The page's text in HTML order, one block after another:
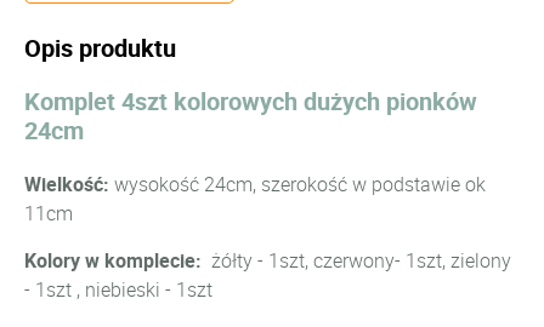
Opis produktu
Komplet 4szt kolorowych dużych pionków
24cm
Wielkość: wysokość 24cm, szerokość w podstawie ok
11cm
Kolory w komplecie: żółty - 1szt, czerwony- 1szt, zielony
- 1szt , niebieski - 1szt